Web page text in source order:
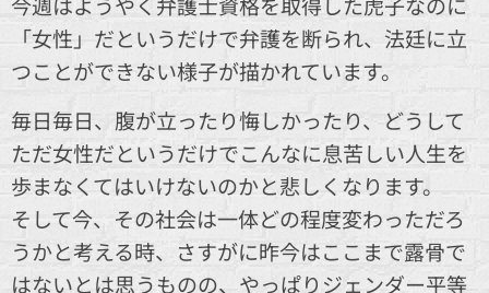
「女性」だというだけで弁護を断られ、法廷に立
つことができない様子が描かれています。
毎日毎日、腹が立ったり悔しかったり、どうして
ただ女性だというだけでこんなに息苦しい人生を
歩まなくてはいけないのかと悲しくなります。
そして今、その社会は一体どの程度変わっただろ
うかと考える時、さすがに昨今はここまで露骨で
はないとは思うものの、やっぱりジェンダー平等